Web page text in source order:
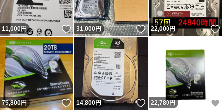
11,000円 いいね！
31,000円 いいね！
22,000円
75,800円 いいね！
14,800円 いいね！
22,780 円